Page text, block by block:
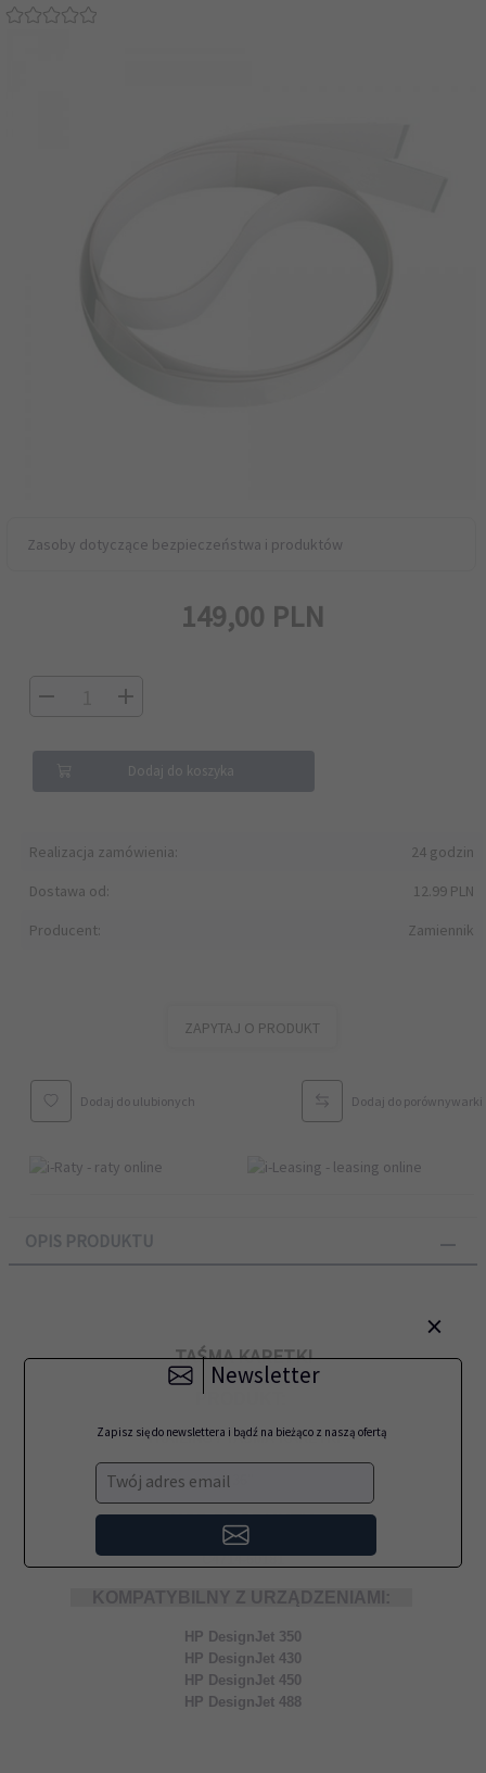
Zasoby dotyczące bezpieczeństwa i produktów
Realizacja zamówienia:
24 godzin
Dostawa od:
12.99 PLN
Producent:
Zamiennik
149,00 PLN
ZAPYTAJ O PRODUKT
Dodaj do koszyka
Dodaj do ulubionych Dodaj do porównywarki
OPIS PRODUKTU
TAŚMA KARETKI
PRODUKT:
TRAILING / TAŚMA KARETKI
KOD PRODUKTU:
C4714-60181
HP DesignJet 350
HP DesignJet 430
HP DesignJet 450
HP DesignJet 488
×
Newsletter
Zapisz się do newslettera i bądź na bieżąco z naszą ofertą
Twój adres email